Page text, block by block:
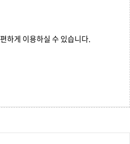
하게 이용하실 수 있습니다.